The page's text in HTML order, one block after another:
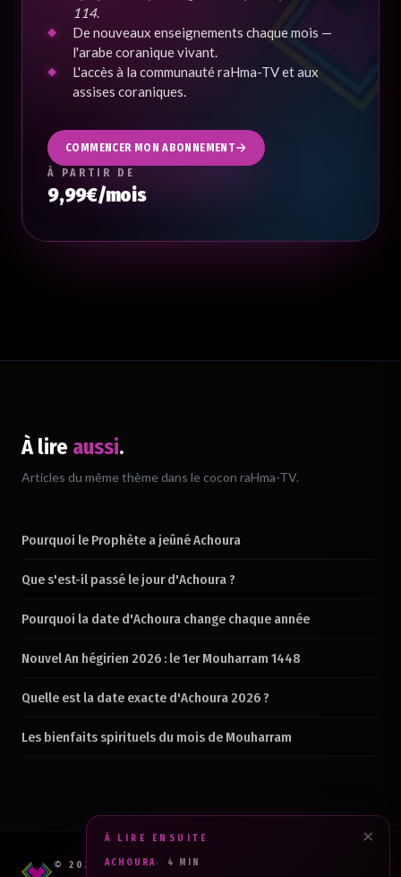
114.
De nouveaux enseignements chaque mois —
l'arabe coranique vivant.
L'accès à la communauté raHma-TV et aux
assises coraniques.
COMMENCER MON ABONNEMENT
À PARTIR DE
9,99€/mois
×
À LIRE ENSUITE
ACHOURA 4 MIN
Chargement du verset…
À lire aussi.
Articles du même thème dans le cocon raHma-TV.
Pourquoi le Prophète a jeûné Achoura
Que s'est-il passé le jour d'Achoura ?
Pourquoi la date d'Achoura change chaque année
Nouvel An hégirien 2026 : le 1er Mouharram 1448
Quelle est la date exacte d'Achoura 2026 ?
Les bienfaits spirituels du mois de Mouharram
© 2026 RAHMA PROD